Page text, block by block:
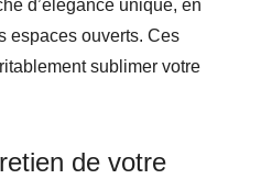
d’élégance unique, en
espaces ouverts. Ces
sublimer votre
de votre